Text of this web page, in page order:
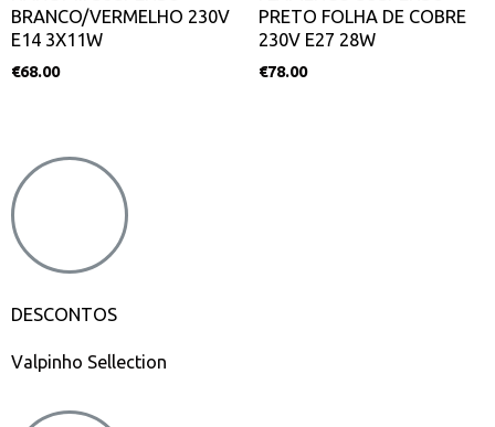
BRANCO/VERMELHO 230V
E14 3X11W
€68.00
PRETO FOLHA DE COBRE
230V E27 28W
€78.00
DESCONTOS
Valpinho Sellection